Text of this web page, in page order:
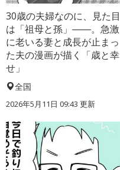
30歳の夫婦なのに、見た目
は「祖母と孫」――。急激
に老いる妻と成長が止まっ
た夫の漫画が描く「歳と幸
せ」
全国
2026年5月11日 09:43 更新